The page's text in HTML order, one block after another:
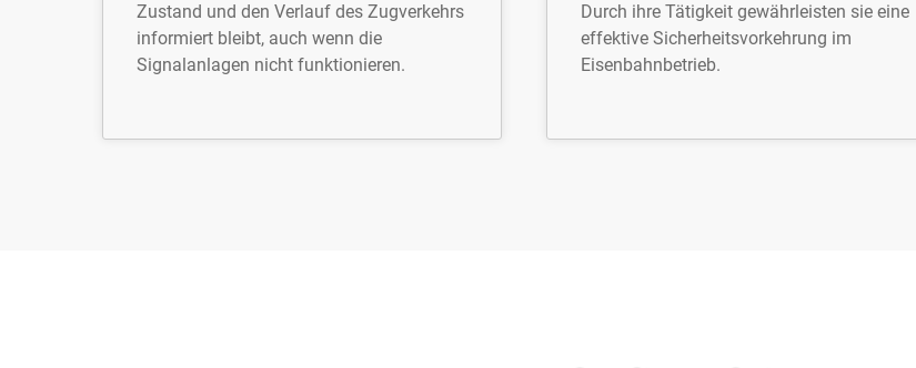
Zustand und den Verlauf des Zugverkehrs
informiert bleibt, auch wenn die
Signalanlagen nicht funktionieren.
Durch ihre Tätigkeit gewährleisten sie eine
effektive Sicherheitsvorkehrung im
Eisenbahnbetrieb.